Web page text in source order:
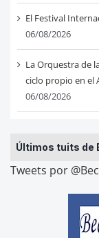
El Festival
06/08/2026
La Orquestra de
ciclo propio en el
06/08/2026
Últimos tuits de
Tweets por